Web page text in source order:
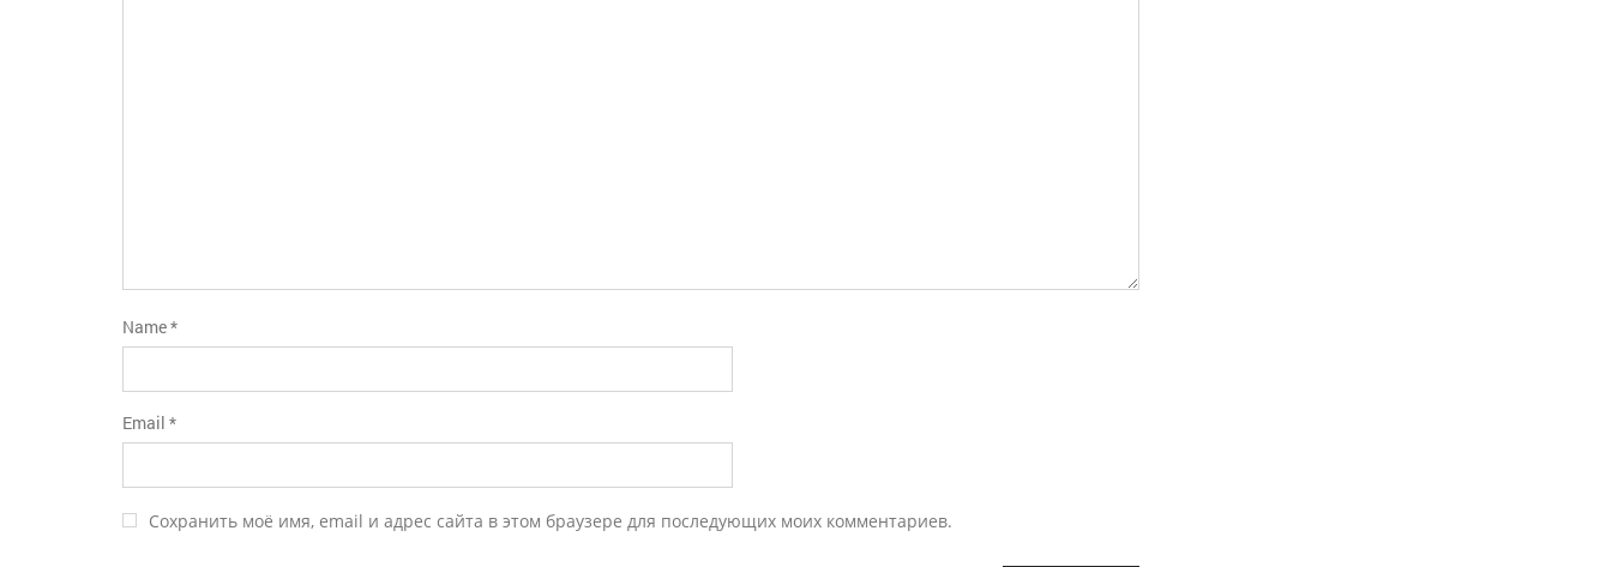
Name*
Email *
Сохранить моё имя, email и адрес сайта в этом браузере для последующих моих комментариев.